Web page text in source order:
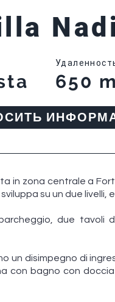
650 m
in zona centrale a
su un due
due tavoli
un disimpegno di
con bagno con